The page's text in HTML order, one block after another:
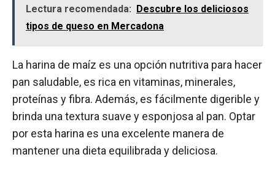
Lectura recomendada: Descubre los deliciosos
tipos de queso en Mercadona
La harina de maíz es una opción nutritiva para hacer
pan saludable, es rica en vitaminas, minerales,
proteínas y fibra. Además, es fácilmente digerible y
brinda una textura suave y esponjosa al pan. Optar
por esta harina es una excelente manera de
mantener una dieta equilibrada y deliciosa.